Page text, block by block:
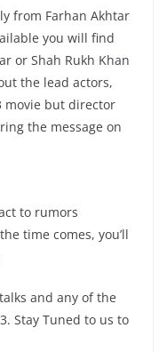
from Farhan Akhtar
you will find
or Shah Rukh Khan
the lead actors,
movie but director
the message on
to rumors
time comes, you’ll
and any of the
Stay Tuned to us to